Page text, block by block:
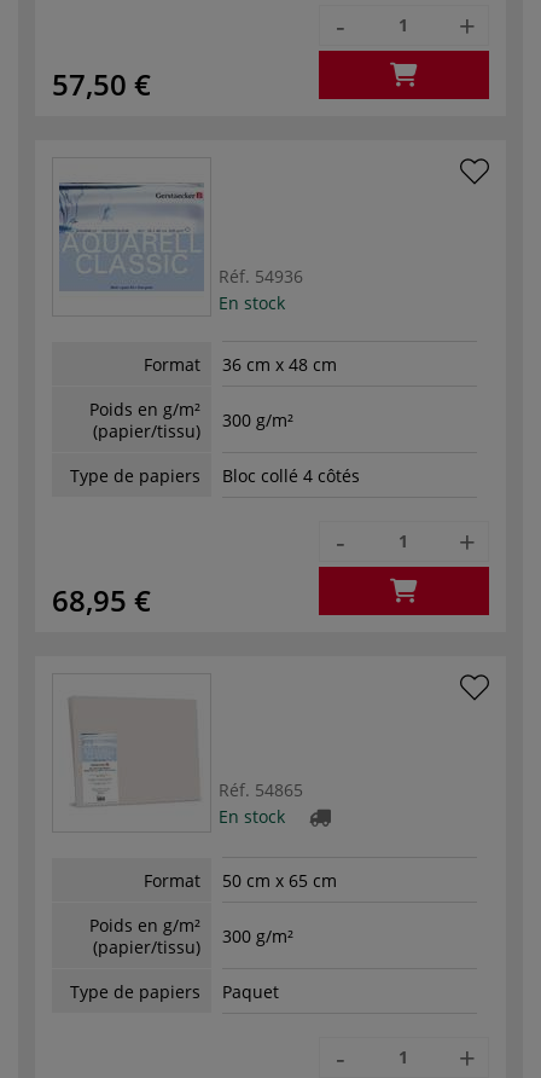
57,50 €
- +
Réf. 54936
En stock
Format
36 cm x 48 cm
Poids en g/m²
(papier/tissu)
300 g/m²
Type de papiers Bloc collé 4 côtés
68,95 €
- +
Réf. 54865
En stock
Format
50 cm x 65 cm
Poids en g/m²
(papier/tissu)
300 g/m²
Type de papiers Paquet
- +